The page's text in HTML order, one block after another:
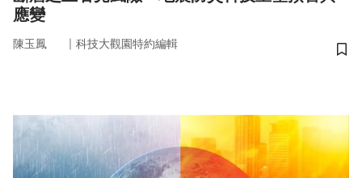
應變
陳玉鳳 ｜ 科技大觀園特約編輯
儲